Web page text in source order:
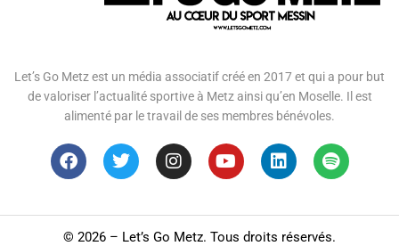
Let’s Go Metz est un média associatif créé en 2017 et qui a pour but
de valoriser l’actualité sportive à Metz ainsi qu’en Moselle. Il est
alimenté par le travail de ses membres bénévoles.
© 2026 – Let’s Go Metz. Tous droits réservés.